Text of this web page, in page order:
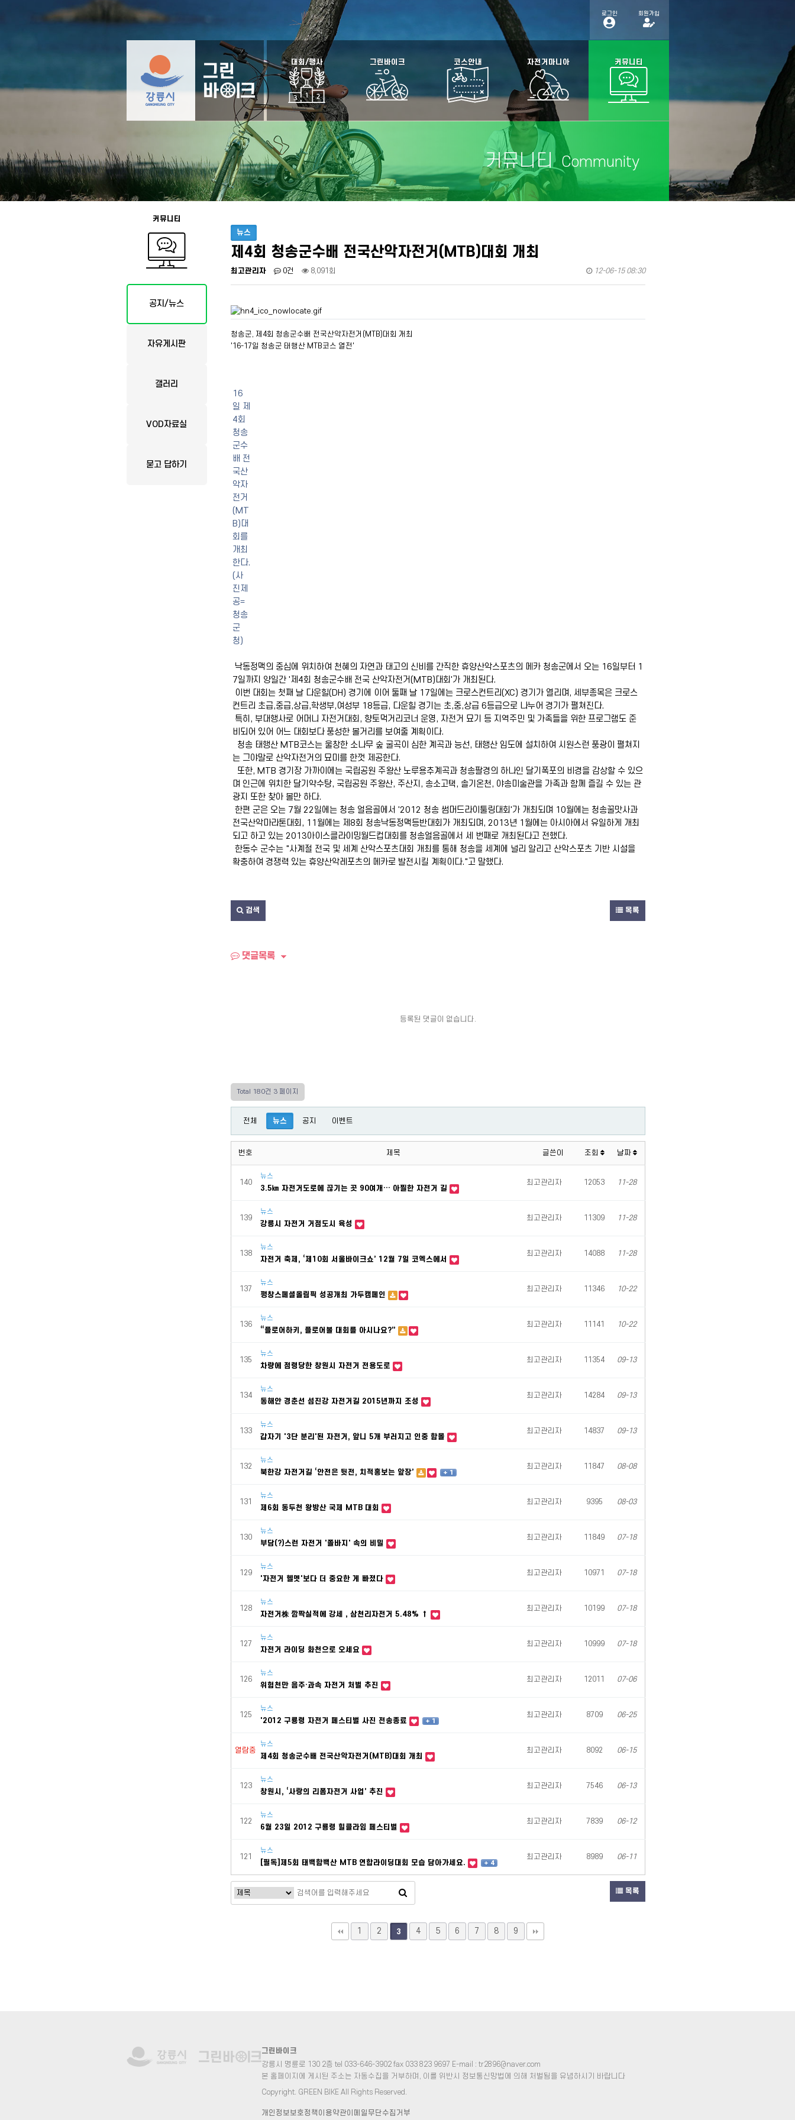
로그인 회원가입
대회/행사 그린바이크 코스안내 자전거마니아 커뮤니티
커뮤니티 Community
커뮤니티
공지/뉴스
자유게시판
갤러리
VOD자료실
묻고 답하기
뉴스
제4회 청송군수배 전국산악자전거(MTB)대회 개최
최고관리자 0건 8,091회 12-06-15 08:30
청송군, 제4회 청송군수배 전국산악자전거(MTB)대회 개최
'16-17일 청송군 태행산 MTB코스 열전'
16
일 제
4회
청송
군수
배 전
국산
악자
전거
(MT
B)대
회를
개최
한다.
(사
진제
공=
청송
군
청)
낙동정맥의 중심에 위치하여 천혜의 자연과 태고의 신비를 간직한 휴양산악스포츠의 메카 청송군에서 오는 16일부터 1
7일까지 양일간 '제4회 청송군수배 전국 산악자전거(MTB)대회'가 개최된다.
이번 대회는 첫째 날 다운힐(DH) 경기에 이어 둘째 날 17일에는 크로스컨트리(XC) 경기가 열리며, 세부종목은 크로스
컨트리 초급,중급,상급,학생부,여성부 18등급, 다운힐 경기는 초,중,상급 6등급으로 나누어 경기가 펼쳐진다.
특히, 부대행사로 어머니 자전거대회, 향토먹거리코너 운영, 자전거 묘기 등 지역주민 및 가족들을 위한 프로그램도 준
비되어 있어 어느 대회보다 풍성한 볼거리를 보여줄 계획이다.
청송 태행산 MTB코스는 울창한 소나무 숲 굴곡이 심한 계곡과 능선, 태행산 임도에 설치하여 시원스런 풍광이 펼쳐지
는 그야말로 산악자전거의 묘미를 한껏 제공한다.
또한, MTB 경기장 가까이에는 국립공원 주왕산 노루용추계곡과 청송팔경의 하나인 달기폭포의 비경을 감상할 수 있으
며 인근에 위치한 달기약수탕, 국립공원 주왕산, 주산지, 송소고택, 솔기온천, 야송미술관을 가족과 함께 즐길 수 있는 관
광지 또한 찾아 볼만 하다.
한편 군은 오는 7월 22일에는 청송 얼음골에서 '2012 청송 썸머드라이툴링대회'가 개최되며 10월에는 청송꿀맛사과
전국산악마라톤대회, 11월에는 제8회 청송낙동정맥등반대회가 개최되며, 2013년 1월에는 아시아에서 유일하게 개최
되고 하고 있는 2013아이스클라이밍월드컵대회를 청송얼음골에서 세 번째로 개최된다고 전했다.
한동수 군수는 "사계절 전국 및 세계 산악스포츠대회 개최를 통해 청송을 세계에 널리 알리고 산악스포츠 기반 시설을
확충하여 경쟁력 있는 휴양산악레포츠의 메카로 발전시킬 계획이다."고 말했다.
검색 목록
댓글목록
등록된 댓글이 없습니다.
Total 180건 3 페이지
전체 뉴스 공지 이벤트
번호 제목 글쓴이 조회 날짜
140
뉴스
3.5㎞ 자전거도로에 끊기는 곳 90여개… 아찔한 자전거 길
최고관리자 12053 11-28
139
뉴스
강릉시 자전거 거점도시 육성
최고관리자 11309 11-28
138
뉴스
자전거 축제, ‘제10회 서울바이크쇼’ 12월 7일 코엑스에서
최고관리자 14088 11-28
137
뉴스
평창스페셜올림픽 성공개최 가두캠페인
최고관리자 11346 10-22
136
뉴스
“플로어하키, 플로어볼 대회를 아시나요?”
최고관리자 11141 10-22
135
뉴스
차량에 점령당한 창원시 자전거 전용도로
최고관리자 11354 09-13
134
뉴스
동해안 경춘선 섬진강 자전거길 2015년까지 조성
최고관리자 14284 09-13
133
뉴스
갑자기 '3단 분리'된 자전거, 앞니 5개 부러지고 인중 함몰
최고관리자 14837 09-13
132
뉴스
북한강 자전거길 ‘안전은 뒷전, 치적홍보는 앞장’ + 1
최고관리자 11847 08-08
131
뉴스
제6회 동두천 왕방산 국제 MTB 대회
최고관리자 9395 08-03
130
뉴스
부담(?)스런 자전거 '쫄바지' 속의 비밀
최고관리자 11849 07-18
129
뉴스
'자전거 헬멧'보다 더 중요한 게 빠졌다
최고관리자 10971 07-18
128
뉴스
자전거株 깜짝실적에 강세，삼천리자전거 5.48% ↑
최고관리자 10199 07-18
127
뉴스
자전거 라이딩 화천으로 오세요
최고관리자 10999 07-18
126
뉴스
위험천만 음주·과속 자전거 처벌 추진
최고관리자 12011 07-06
125
뉴스
'2012 구룡령 자전거 페스티벌 사진 전송종료 + 1
최고관리자 8709 06-25
열람중
뉴스
제4회 청송군수배 전국산악자전거(MTB)대회 개최
최고관리자 8092 06-15
123
뉴스
창원시, ‘사랑의 리폼자전거 사업’ 추진
최고관리자 7546 06-13
122
뉴스
6월 23일 2012 구룡령 힐클라임 페스티벌
최고관리자 7839 06-12
121
뉴스
[필독]제5회 태백함백산 MTB 연합라이딩대회 모습 담아가세요. + 4
최고관리자 8989 06-11
목록
1 2 3 4 5 6 7 8 9
그린바이크
강릉시 명륜로 130 2층 tel 033-646-3902 fax 033 823 9697 E-mail : tr2896@naver.com
본 홈페이지에 게시된 주소는 자동수집을 거부하며, 이를 위반시 정보통신망법에 의해 처벌됨을 유념하시기 바랍니다
Copyright. GREEN BIKE All Rights Reserved.
개인정보보호정책 이용약관이메일무단수집거부